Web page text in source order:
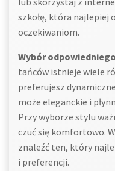
szkołę, która najlepiej
oczekiwaniom.
Wybór
tańców istnieje wiele
preferujesz
może eleganckie i
Przy wyborze stylu
czuć się komfortowo.
znaleźć ten, który
i preferencji.